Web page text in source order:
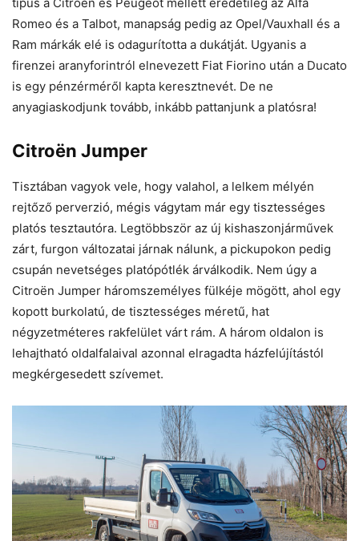
típus a Citroën és Peugeot mellett eredetileg az Alfa
Romeo és a Talbot, manapság pedig az Opel/Vauxhall és a
Ram márkák elé is odagurította a dukátját. Ugyanis a
firenzei aranyforintról elnevezett Fiat Fiorino után a Ducato
is egy pénzérméről kapta keresztnevét. De ne
anyagiaskodjunk tovább, inkább pattanjunk a platósra!
Citroën Jumper
Tisztában vagyok vele, hogy valahol, a lelkem mélyén
rejtőző perverzió, mégis vágytam már egy tisztességes
platós tesztautóra. Legtöbbször az új kishaszonjárművek
zárt, furgon változatai járnak nálunk, a pickupokon pedig
csupán nevetséges platópótlék árválkodik. Nem úgy a
Citroën Jumper háromszemélyes fülkéje mögött, ahol egy
kopott burkolatú, de tisztességes méretű, hat
négyzetméteres rakfelület várt rám. A három oldalon is
lehajtható oldalfalaival azonnal elragadta házfelújítástól
megkérgesedett szívemet.